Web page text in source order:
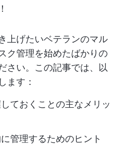
上げたいベテランのマル
ク管理を始めたばかりの
さい。この記事では、以
ます：
ておくことの主なメリッ
管理するためのヒント